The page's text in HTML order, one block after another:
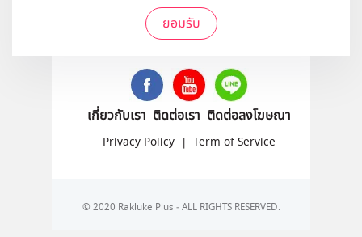
ยอมรับ
ติดตามเราได้ที่
เกี่ยวกับเรา ติดต่อเรา ติดต่อลงโฆษณา
Privacy Policy | Term of Service
© 2020 Rakluke Plus - ALL RIGHTS RESERVED.